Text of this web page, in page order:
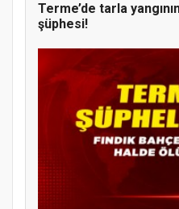
Terme’de tarla
şüphesi!